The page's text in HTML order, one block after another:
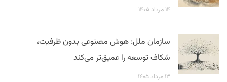
۱۴ مرداد ۱۴۰۵
سازمان ملل: هوش مصنوعی بدون ظرفیت،
شکاف توسعه را عمیق‌تر می‌کند
۱۳ مرداد ۱۴۰۵